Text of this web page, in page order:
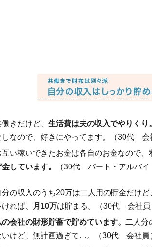
働きだけど、 生活費は夫の収入でやりくり。
しなので、好きにやってます。（30代 会
互い稼いできたお金は各自のお金なので、
金しています。
（30代 パート・アルバイ
分の収入のうち20万は二人用の貯金だけど
ければ、
月10万は貯まる。（30代 会社員
の会社の財形貯蓄で貯めています。
二人分
いけど、無計画過ぎて…。（30代 会社員